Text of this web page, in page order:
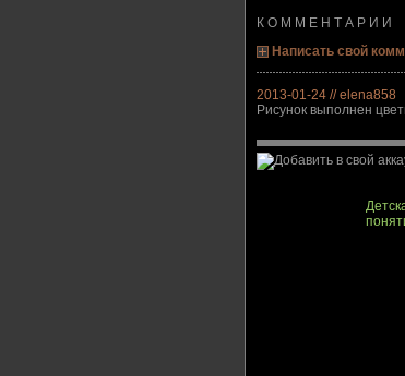
К О М М Е Н Т А Р И
Написать свой
2013-01-24 // elena858
Рисунок выполнен